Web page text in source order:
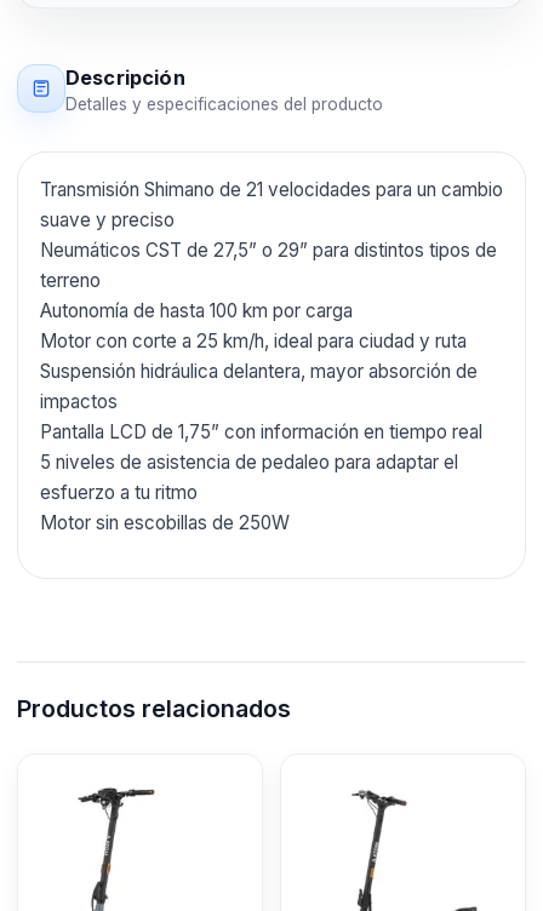
Descripción
Detalles y especificaciones del producto
Transmisión Shimano de 21 velocidades para un cambio
suave y preciso
Neumáticos CST de 27,5” o 29” para distintos tipos de
terreno
Autonomía de hasta 100 km por carga
Motor con corte a 25 km/h, ideal para ciudad y ruta
Suspensión hidráulica delantera, mayor absorción de
impactos
Pantalla LCD de 1,75” con información en tiempo real
5 niveles de asistencia de pedaleo para adaptar el
esfuerzo a tu ritmo
Motor sin escobillas de 250W
Productos relacionados